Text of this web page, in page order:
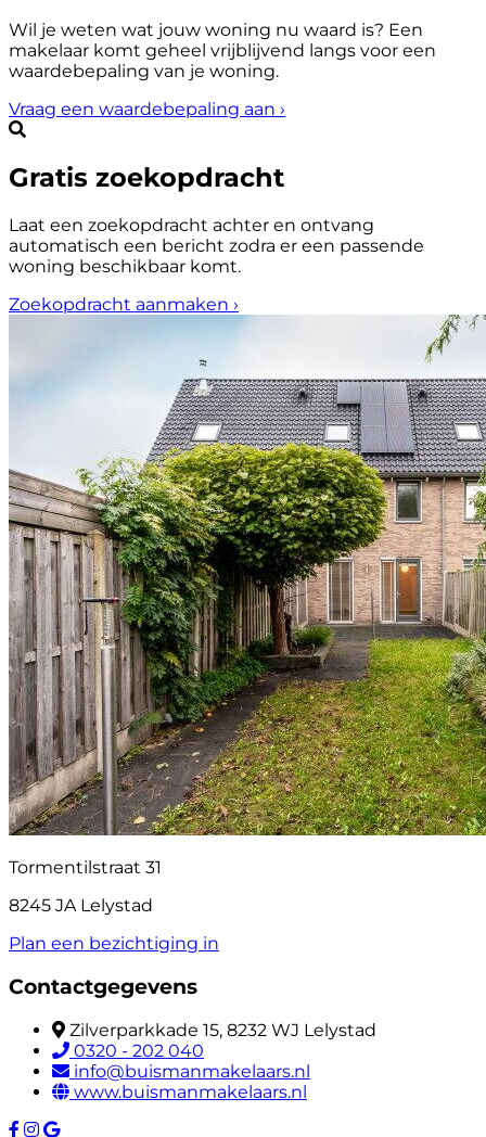
Wil je weten wat jouw woning nu waard is? Een
makelaar komt geheel vrijblijvend langs voor een
waardebepaling van je woning.
Vraag een waardebepaling aan ›
Gratis zoekopdracht
Laat een zoekopdracht achter en ontvang
automatisch een bericht zodra er een passende
woning beschikbaar komt.
Zoekopdracht aanmaken ›
Tormentilstraat 31
8245 JA Lelystad
Plan een bezichtiging in
Contactgegevens
Zilverparkkade 15, 8232 WJ Lelystad
0320 - 202 040
info@buismanmakelaars.nl
www.buismanmakelaars.nl